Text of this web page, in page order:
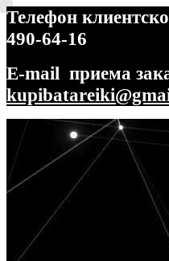
Телефон
490-64-16
E-mail приема
Перейти
навигации
Перейти
содержимому